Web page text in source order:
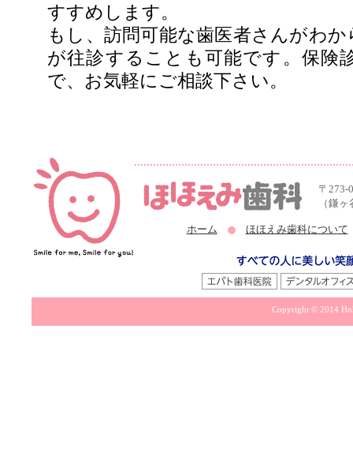
すすめします。
もし、訪問可能な歯医者さんがわ
が往診することも可能です。保険
で、お気軽にご相談下さい。
〒273-
（鎌
ホーム ほほえみ歯科について
Copyright © 2014